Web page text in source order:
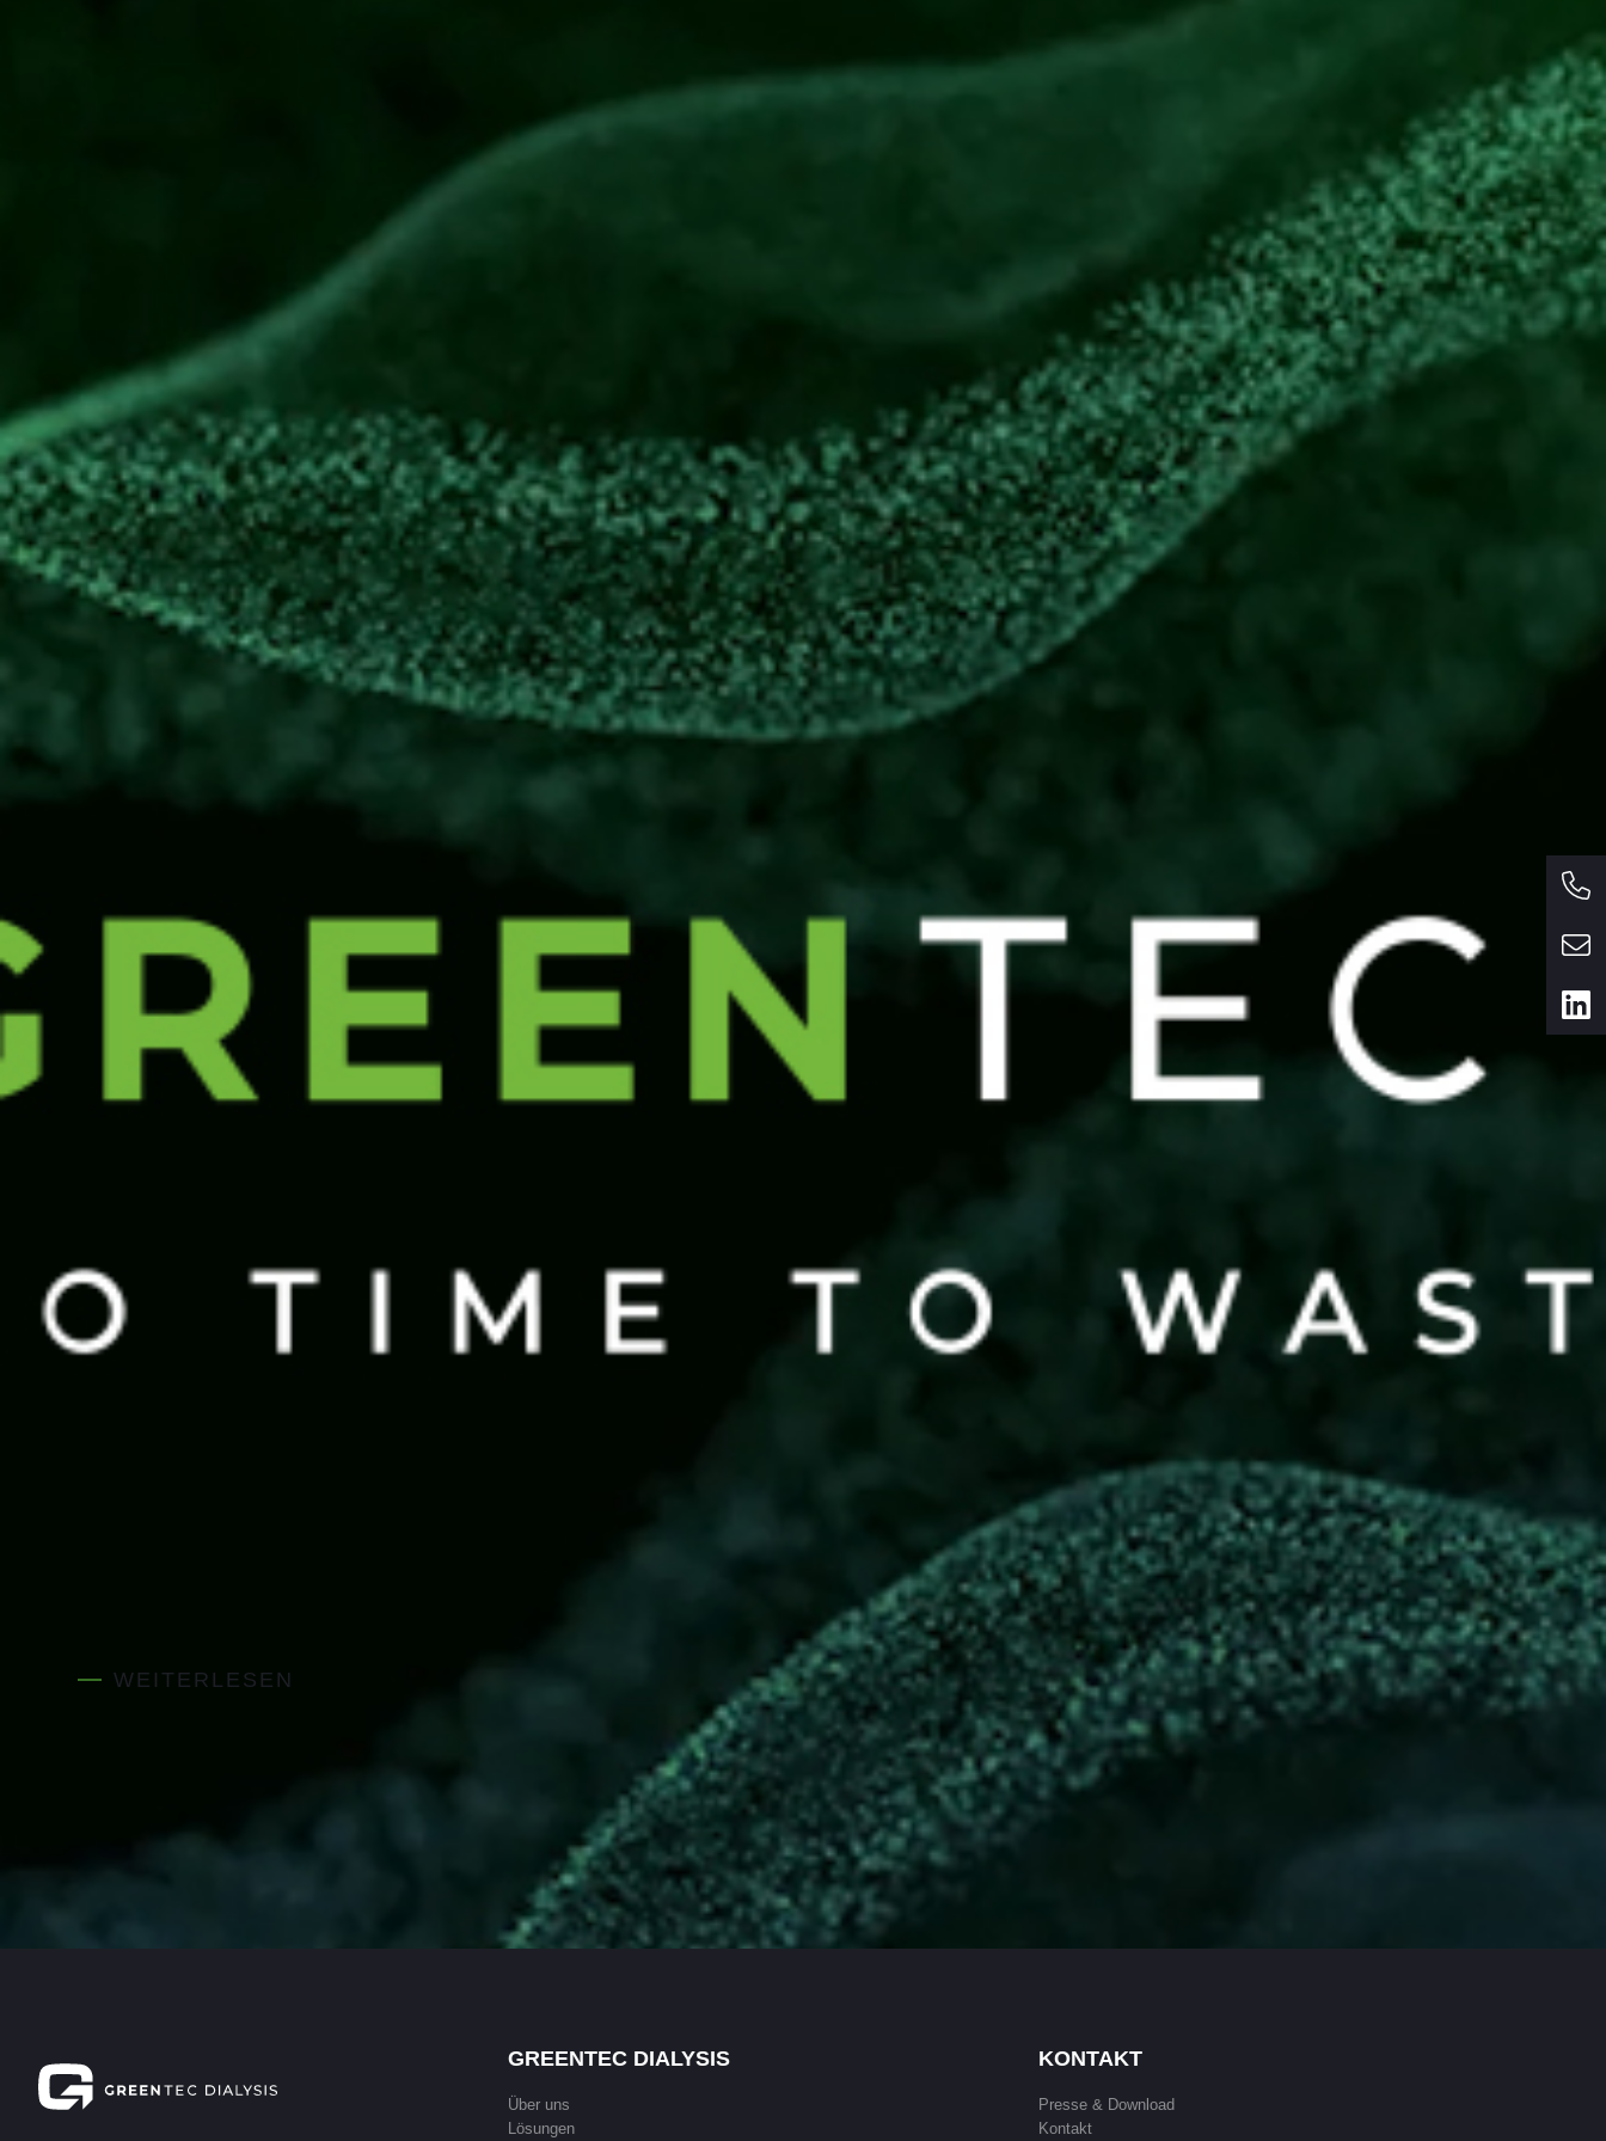
Weihnachtliches Teamtreffen in Bamberg
Einmal im Quartal trifft sich unser GreenTec Dialysis Team zu einem “Quarterly”. Wir nutzen diese Tage eher für strategische
Themen, um Wissen auszutauschen, vor allem aber, um physisch Zeit miteinander zu verbringen.
Unser Dezember-Quarterly 2024 beendet unser zweites vollständiges Geschäftsjahr. Deswegen war es für uns nicht nur ein
Rückblick auf das vergangene Quartal, sondern auch eine Gelegenheit zu feiern, was wir im Jahr 2024 gemeinsam für großartige
Erfolge erreicht haben.
Wir haben einen schönen Tag in der historischen Innenstadt Bambergs inclusive Stadtführung verbracht, lecker gegessen, getrunken
und zusammen gelacht.
Nach einem Jahresrückblick am nächsten Tag ging es dann für uns alle in die wohlverdiente Weihnachtspause.
Ein herzliches Dankeschön an alle unsere Mitstreiter, Kunden und Partner, die den Weg in Richtung grünere Dialyse mit uns
zusammen gehen! Auf tolle neue Ideen, Zusammenkünfte und neue Projekte in 2025.
WEITERLESEN
GREENTEC DIALYSIS
Über uns
Lösungen
KONTAKT
Presse & Download
Kontakt